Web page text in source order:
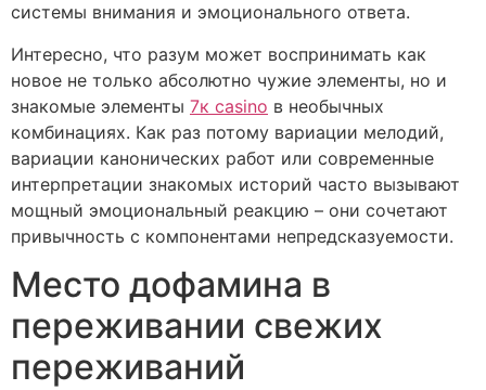
системы внимания и эмоционального ответа.
Интересно, что разум может воспринимать как
новое не только абсолютно чужие элементы, но и
знакомые элементы 7к casino в необычных
комбинациях. Как раз потому вариации мелодий,
вариации канонических работ или современные
интерпретации знакомых историй часто вызывают
мощный эмоциональный реакцию – они сочетают
привычность с компонентами непредсказуемости.
Место дофамина в
переживании свежих
переживаний